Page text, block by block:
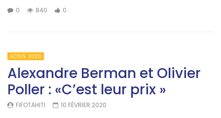
0 840 0
ACTUS 2020
Alexandre Berman et Olivier
Poller : «C’est leur prix »
FIFOTAHITI 10 FÉVRIER 2020